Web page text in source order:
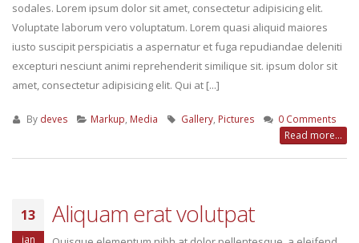
sodales. Lorem ipsum dolor sit amet, consectetur adipisicing elit.
Voluptate laborum vero voluptatum. Lorem quasi aliquid maiores
iusto suscipit perspiciatis a aspernatur et fuga repudiandae deleniti
excepturi nesciunt animi reprehenderit similique sit. ipsum dolor sit
amet, consectetur adipisicing elit. Qui at [...]
By deves Markup, Media Gallery, Pictures 0 Comments
Read more...
13
jan
Aliquam erat volutpat
Hallo wereld.
Aliquam erat volutpat
13 juni 2016
Etiam laoreet sem eget
Sed elementum massa
13 maart 2016